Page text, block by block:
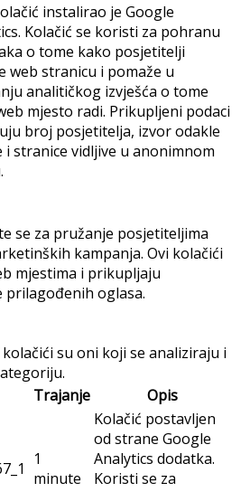
instalirao je Google
Kolačić se koristi za pohranu
o tome kako posjetitelji
web stranicu i pomaže u
analitičkog izvješća o tome
mjesto radi. Prikupljeni podaci
broj posjetitelja, izvor odakle
i stranice vidljive u anonimnom
se za pružanje posjetiteljima
kampanja. Ovi kolačići
mjestima i prikupljaju
prilagođenih oglasa.
su oni koji se analiziraju i
Trajanje Opis
1
minute
Kolačić postavljen
od strane Google
Analytics dodatka.
Koristi se za